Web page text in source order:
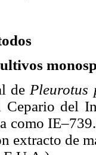
de
Cepario del
como
extracto de